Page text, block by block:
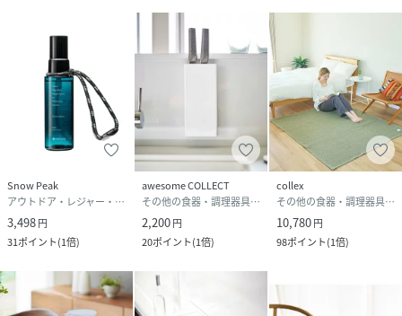
Snow Peak
アウトドア・レジャー・キャンプ用品
3,498円
31ポイント(1倍)
awesome COLLECT
その他の食器・調理器具・キッチン用品
2,200円
20ポイント(1倍)
collex
その他の食器・調理器具・キッチン用品
10,780円
98ポイント(1倍)